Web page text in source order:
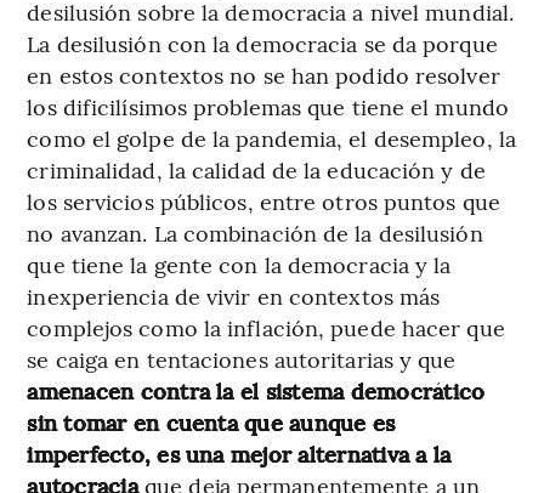
desilusión sobre la democracia a nivel mundial.
La desilusión con la democracia se da porque
en estos contextos no se han podido resolver
los dificilísimos problemas que tiene el mundo
como el golpe de la pandemia, el desempleo, la
criminalidad, la calidad de la educación y de
los servicios públicos, entre otros puntos que
no avanzan. La combinación de la desilusión
que tiene la gente con la democracia y la
inexperiencia de vivir en contextos más
complejos como la inflación, puede hacer que
se caiga en tentaciones autoritarias y que
amenacen contra la el sistema democrático
sin tomar en cuenta que aunque es
imperfecto, es una mejor alternativa a la
autocraciaque deja permanentemente a un